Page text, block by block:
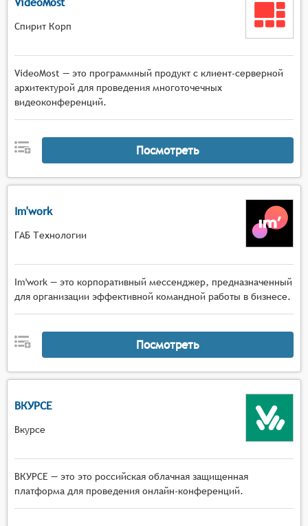
Спирит Корп
VideoMost — это программный продукт с клиент-серверной
архитектурой для проведения многоточечных
видеоконференций.
Посмотреть
Im'work
ГАБ Технологии
Im'work — это корпоративный мессенджер, предназначенный
для организации эффективной командной работы в бизнесе.
Посмотреть
ВКУРСЕ
Вкурсе
ВКУРСЕ — это это российская облачная защищенная
платформа для проведения онлайн-конференций.